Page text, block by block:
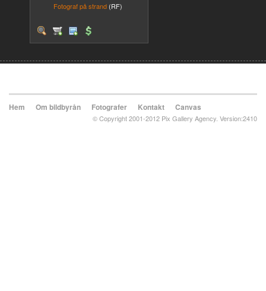
Fotograf på strand (RF)
Hem Om bildbyrån Fotografer Kontakt Canvas
© Copyright 2001-2012 Pix Gallery Agency. Version:2410